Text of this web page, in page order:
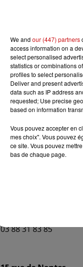
vélo de 8h à 12h
à 16h.
du17 septembre
au17 septembre
03 88 31 83 85
We and our (447) partners
access information on a
select personalised
statistics or combinations
profiles to select
Deliver and present
data such as IP address
requested; Use precise
based on information
Vous pouvez accepter en
mes choix". Vous pouvez
ce site. Vous pouvez
bas de chaque page.